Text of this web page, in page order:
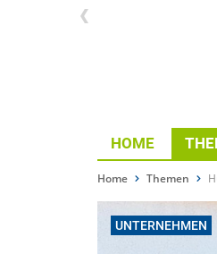
HOME
Home Themen
UNTERNEHMEN